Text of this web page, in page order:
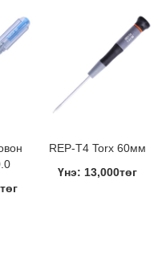
REP-T4 Torx 60мм
Үнэ: 13,000төг